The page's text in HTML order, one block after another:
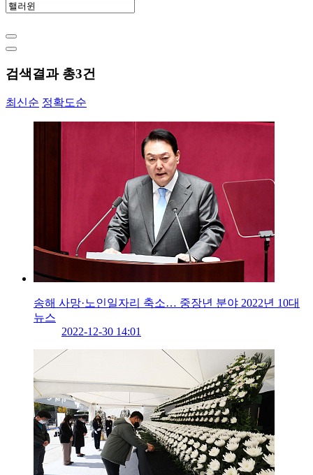
검색결과 총3건
최신순 정확도순
송해 사망·노인일자리 축소… 중장년 분야 2022년 10대
뉴스
2022-12-30 14:01